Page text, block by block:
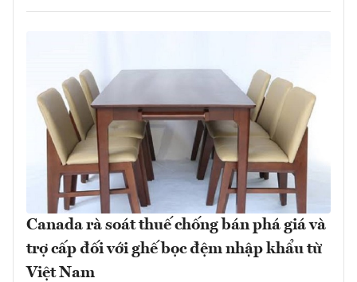
Canada rà soát thuế chống bán phá giá và
trợ cấp đối với ghế bọc đệm nhập khẩu từ
Việt Nam